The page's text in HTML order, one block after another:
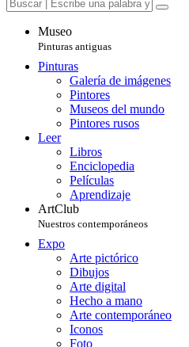
Museo
Pinturas antiguas
Pinturas
Galería de imágenes
Pintores
Museos del mundo
Pintores rusos
Leer
Libros
Enciclopedia
Películas
Aprendizaje
ArtClub
Nuestros contemporáneos
Expo
Arte pictórico
Dibujos
Arte digital
Hecho a mano
Arte contemporáneo
Iconos
Foto